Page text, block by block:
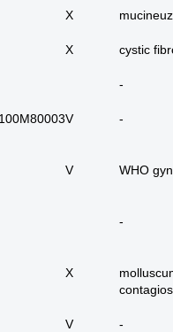
11. alle carcinoma in
12. alle epitheliale
14. alle primaire
X
X cystic
-
V -
V WHO gyn
-
X
V -